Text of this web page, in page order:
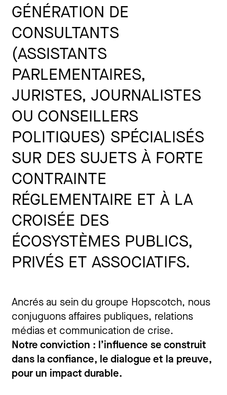
GÉNÉRATION DE
CONSULTANTS
(ASSISTANTS
PARLEMENTAIRES,
JURISTES, JOURNALISTES
OU CONSEILLERS
POLITIQUES) SPÉCIALISÉS
SUR DES SUJETS À FORTE
CONTRAINTE
RÉGLEMENTAIRE ET À LA
CROISÉE DES
ÉCOSYSTÈMES PUBLICS,
PRIVÉS ET ASSOCIATIFS.
Ancrés au sein du groupe Hopscotch, nous
conjuguons affaires publiques, relations
médias et communication de crise.
Notre conviction : l’influence se construit
dans la confiance, le dialogue et la preuve,
pour un impact durable.